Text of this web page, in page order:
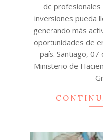
de profesionales
inversiones pueda
generando más
oportunidades de
país. Santiago, 07
Ministerio de